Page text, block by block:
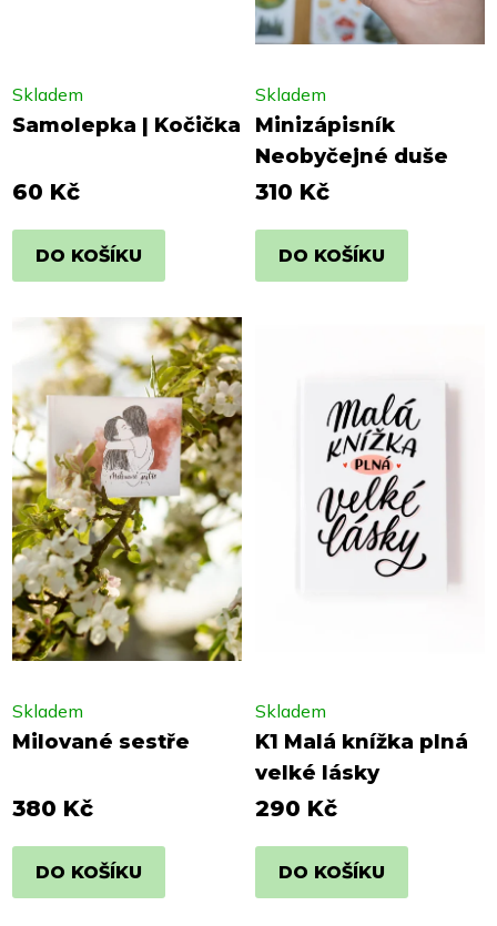
Samolepka | Kočička
Skladem
60 Kč
DO KOŠÍKU
Minizápisník
Neobyčejné duše
Skladem
310 Kč
DO KOŠÍKU
Milované sestře
Skladem
380 Kč
DO KOŠÍKU
K1 Malá knížka plná
velké lásky
Skladem
290 Kč
DO KOŠÍKU